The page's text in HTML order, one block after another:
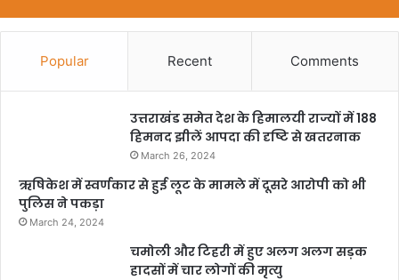
Popular Recent Comments
उत्तराखंड समेत देश के हिमालयी राज्यों में 188
हिमनद झीलें आपदा की दृष्टि से खतरनाक
March 26, 2024
ऋषिकेश में स्वर्णकार से हुई लूट के मामले में दूसरे आरोपी को भी
पुलिस ने पकड़ा
March 24, 2024
चमोली और टिहरी में हुए अलग अलग सड़क
हादसों में चार लोगों की मृत्यु